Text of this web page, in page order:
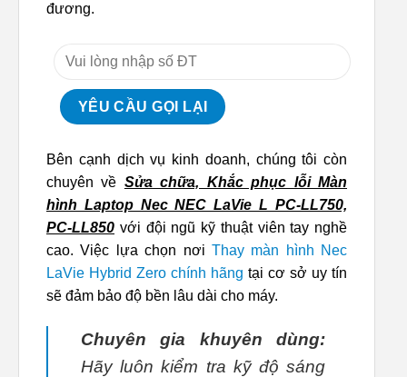
đương.
Bên cạnh dịch vụ kinh doanh, chúng tôi còn
chuyên về Sửa chữa, Khắc phục lỗi Màn
hình Laptop Nec NEC LaVie L PC-LL750,
PC-LL850 với đội ngũ kỹ thuật viên tay nghề
cao. Việc lựa chọn nơi Thay màn hình Nec
LaVie Hybrid Zero chính hãng tại cơ sở uy tín
sẽ đảm bảo độ bền lâu dài cho máy.
Chuyên gia khuyên dùng:
Hãy luôn kiểm tra kỹ độ sáng